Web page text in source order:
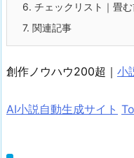
6. チェックリスト｜畳
7. 関連記事
創作ノウハウ200超｜ 小
AI小説自動生成サイト